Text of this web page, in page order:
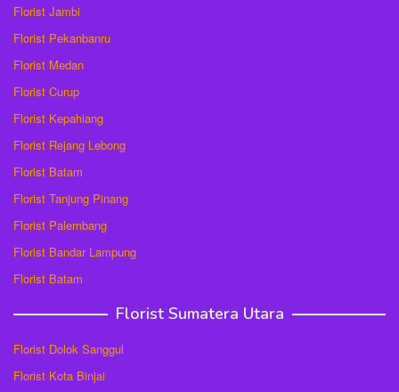
Florist Jambi
Florist Pekanbanru
Florist Medan
Florist Curup
Florist Kepahiang
Florist Rejang Lebong
Florist Batam
Florist Tanjung Pinang
Florist Palembang
Florist Bandar Lampung
Florist Batam
Florist Sumatera Utara
Florist Dolok Sanggul
Florist Kota Binjai